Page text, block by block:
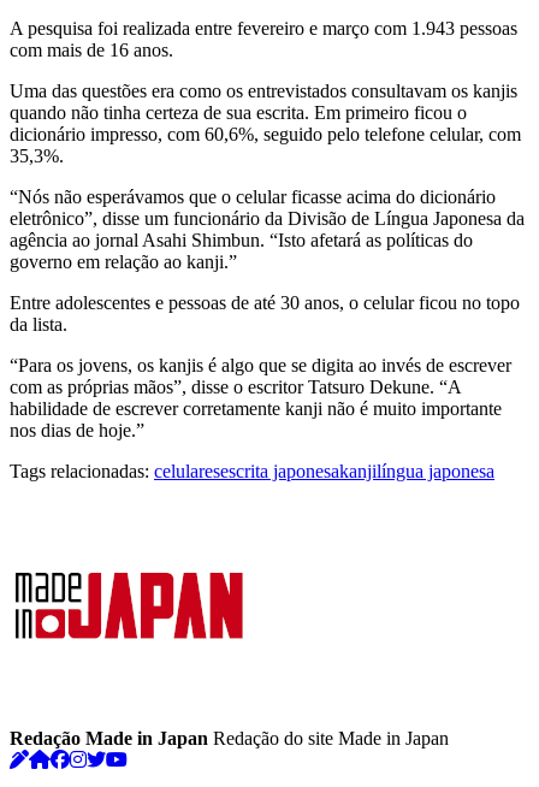
A pesquisa foi realizada entre fevereiro e março com 1.943 pessoas
com mais de 16 anos.
Uma das questões era como os entrevistados consultavam os kanjis
quando não tinha certeza de sua escrita. Em primeiro ficou o
dicionário impresso, com 60,6%, seguido pelo telefone celular, com
35,3%.
“Nós não esperávamos que o celular ficasse acima do dicionário
eletrônico”, disse um funcionário da Divisão de Língua Japonesa da
agência ao jornal Asahi Shimbun. “Isto afetará as políticas do
governo em relação ao kanji.”
Entre adolescentes e pessoas de até 30 anos, o celular ficou no topo
da lista.
“Para os jovens, os kanjis é algo que se digita ao invés de escrever
com as próprias mãos”, disse o escritor Tatsuro Dekune. “A
habilidade de escrever corretamente kanji não é muito importante
nos dias de hoje.”
Tags relacionadas: celularesescrita japonesakanjilíngua japonesa
Redação Made in Japan Redação do site Made in Japan